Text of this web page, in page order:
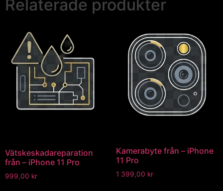
Relaterade produkter
Vätskeskadareparation
från – iPhone 11 Pro
999,00 kr
Kamerabyte från – iPhone
11 Pro
1 399,00 kr